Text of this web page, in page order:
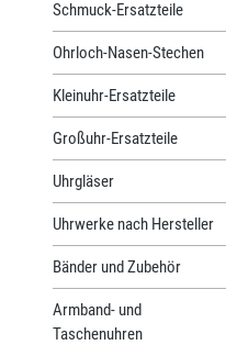
Schmuck-Ersatzteile
Ohrloch-Nasen-Stechen
Kleinuhr-Ersatzteile
Großuhr-Ersatzteile
Uhrgläser
Uhrwerke nach Hersteller
Bänder und Zubehör
Armband- und
Taschenuhren